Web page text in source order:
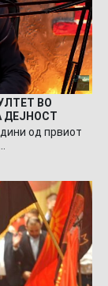
ВО
ДЕЈНОСТ
од првиот